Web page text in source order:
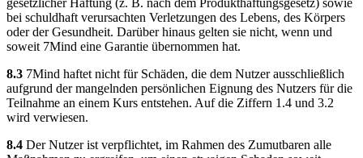
gesetzlicher Haftung (z. B. nach dem Produkthaftungsgesetz) sowie
bei schuldhaft verursachten Verletzungen des Lebens, des Körpers
oder der Gesundheit. Darüber hinaus gelten sie nicht, wenn und
soweit 7Mind eine Garantie übernommen hat.
8.3 7Mind haftet nicht für Schäden, die dem Nutzer ausschließlich
aufgrund der mangelnden persönlichen Eignung des Nutzers für die
Teilnahme an einem Kurs entstehen. Auf die Ziffern 1.4 und 3.2
wird verwiesen.
8.4 Der Nutzer ist verpflichtet, im Rahmen des Zumutbaren alle